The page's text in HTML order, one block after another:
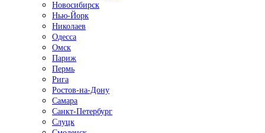
Новосибирск
Нью-Йорк
Николаев
Одесса
Омск
Париж
Пермь
Рига
Ростов-на-Дону
Самара
Санкт-Петербург
Слуцк